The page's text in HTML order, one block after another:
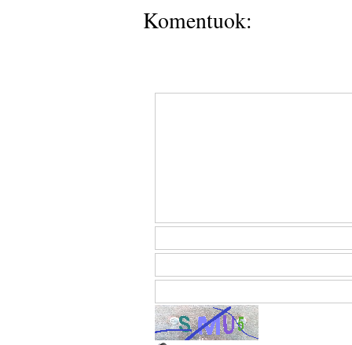
Komentuok: